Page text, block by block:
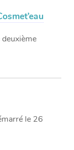
le 26